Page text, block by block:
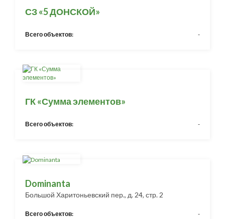
СЗ «5 ДОНСКОЙ»
Всего объектов: -
ГК «Сумма элементов»
Всего объектов: -
Dominanta
Большой Харитоньевский пер., д. 24, стр. 2
Всего объектов: -